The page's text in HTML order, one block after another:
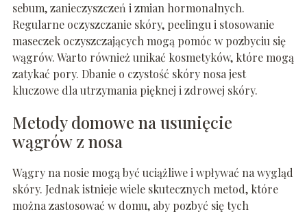
sebum, zanieczyszczeń i zmian hormonalnych.
Regularne oczyszczanie skóry, peelingu i stosowanie
maseczek oczyszczających mogą pomóc w pozbyciu się
wągrów. Warto również unikać kosmetyków, które mogą
zatykać pory. Dbanie o czystość skóry nosa jest
kluczowe dla utrzymania pięknej i zdrowej skóry.
Metody domowe na usunięcie
wągrów z nosa
Wągry na nosie mogą być uciążliwe i wpływać na wygląd
skóry. Jednak istnieje wiele skutecznych metod, które
można zastosować w domu, aby pozbyć się tych